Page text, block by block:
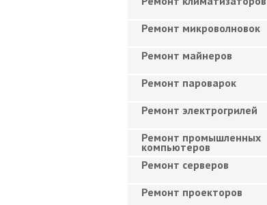
Ремонт микроволновок
Ремонт майнеров
Ремонт пароварок
Ремонт электрогрилей
Ремонт промышленных
компьютеров
Ремонт серверов
Ремонт проекторов